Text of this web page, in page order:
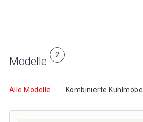
Modelle 2
Alle Modelle Kombinierte Kühlmöbel